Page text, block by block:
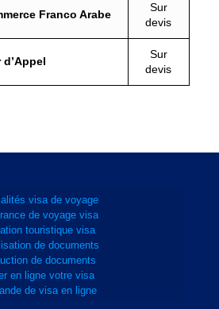
Franco Arabe
Sur
devis
d’Appel
Sur
devis
visa de voyage
de voyage visa
touristique visa
de documents
de documents
en ligne votre visa
de visa en ligne